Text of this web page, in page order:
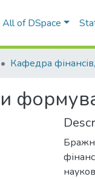
All of DSpace